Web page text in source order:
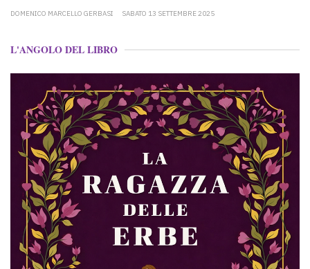
DOMENICO MARCELLO GERBASI SABATO 13 SETTEMBRE 2025
L'ANGOLO DEL LIBRO